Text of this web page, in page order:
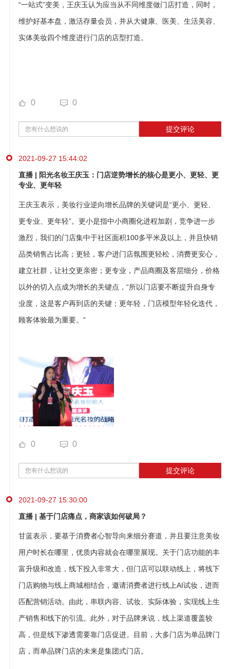
“一站式”变美 ， 王庆玉认为应当从不同维度做门店打造，同时，
维护好基本盘，激活存量会员，并从大健康、医美、生活美容、
实体美妆四个维度进行门店的店型打造。
0 0
提交评论
2021-09-27 15:44:02
直播 | 阳光名妆王庆玉：门店逆势增长的核心是更小、更轻、更
专业、更年轻
王庆玉表示，美妆行业逆向增长品牌的关键词是“更小、更轻、
更专业、更年轻”。更小是指中小商圈化进程加剧，竞争进一步
激烈，我们的门店集中于社区面积100多平米及以上，并且快销
品类销售占比高；更轻，客户进门店氛围更轻松，消费更安心，
建立社群，让社交更亲密；更专业，产品商圈及客层细分，价格
以外的切入点成为增长的关键点，“所以门店要不断提升自身专
业度，这是客户再到店的关键；更年轻，门店模型年轻化迭代，
顾客体验最为重要。”
0 0
提交评论
2021-09-27 15:30:00
直播 | 基于门店痛点，商家该如何破局？
甘蓝表示，要基于消费者心智导向来细分赛道，并且要注意美妆
用户时长在哪里，优质内容就会在哪里展现。关于门店功能的丰
富升级和改造，线下投入非常大，但门店可以联动线上，将线下
门店购物与线上商城相结合，邀请消费者进行线上AI试妆，进而
匹配营销活动。由此，串联内容、试妆、实际体验，实现线上生
产销售和线下的引流。此外，对于品牌来说，线上渠道覆盖较
高，但是线下渗透需要靠门店促进。目前，大多门店为单品牌门
店，而单品牌门店的未来是集团式门店。